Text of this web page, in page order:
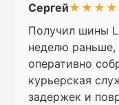
Сергей
Получил шины
неделю
оперативно
курьерская
задержек и